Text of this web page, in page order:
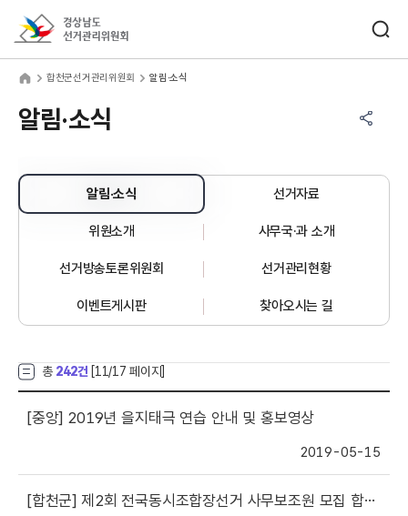
합천군선거관리위원회 알림·소식
알림·소식
알림·소식 선거자료
위원소개 사무국·과 소개
선거방송토론위원회 선거관리현황
이벤트게시판 찾아오시는 길
총 242건 [11/17 페이지]
[중앙] 2019년 을지태극 연습 안내 및 홍보영상
2019-05-15
[합천군] 제2회 전국동시조합장선거 사무보조원 모집 합격자 명단